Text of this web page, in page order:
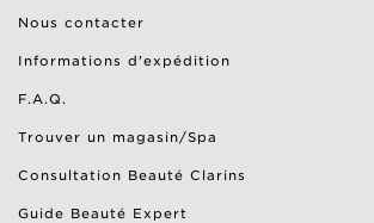
Nous contacter
Informations d'expédition
F.A.Q.
Trouver un magasin/Spa
Consultation Beauté Clarins
Guide Beauté Expert